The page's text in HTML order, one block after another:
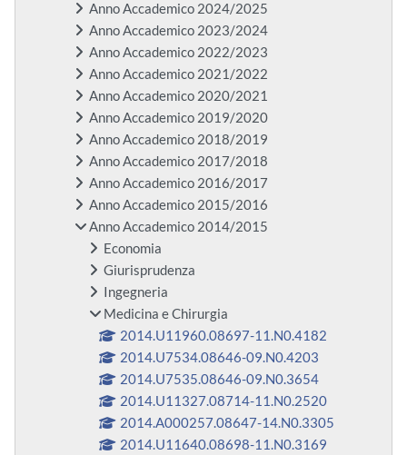
Anno Accademico 2024/2025
Anno Accademico 2023/2024
Anno Accademico 2022/2023
Anno Accademico 2021/2022
Anno Accademico 2020/2021
Anno Accademico 2019/2020
Anno Accademico 2018/2019
Anno Accademico 2017/2018
Anno Accademico 2016/2017
Anno Accademico 2015/2016
Anno Accademico 2014/2015
Economia
Giurisprudenza
Ingegneria
Medicina e Chirurgia
2014.U11960.08697-11.N0.4182
2014.U7534.08646-09.N0.4203
2014.U7535.08646-09.N0.3654
2014.U11327.08714-11.N0.2520
2014.A000257.08647-14.N0.3305
2014.U11640.08698-11.N0.3169